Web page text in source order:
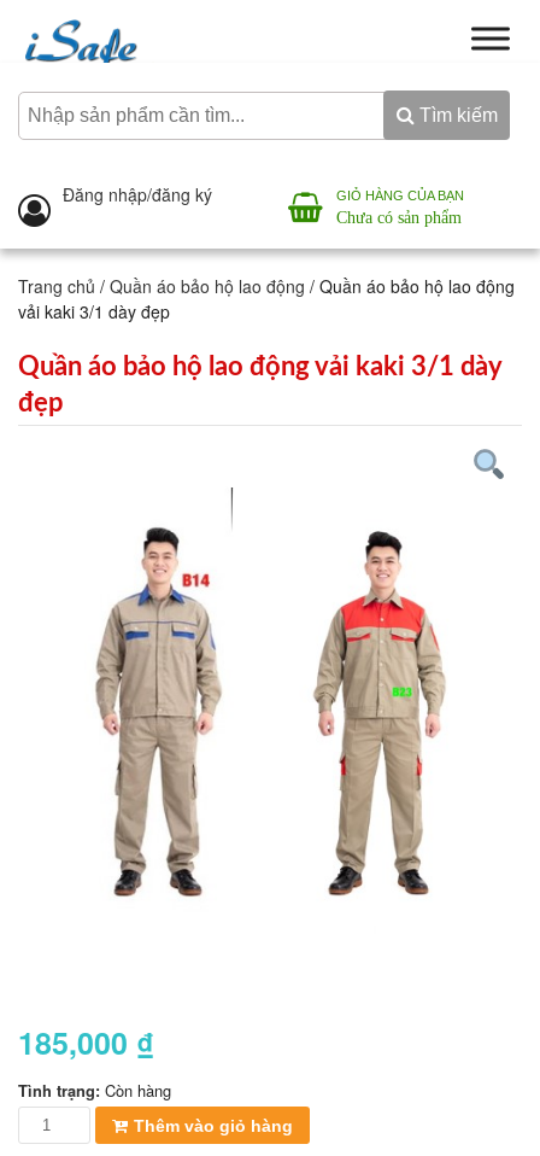
Tìm kiếm
Đăng nhập/đăng ký GIỎ HÀNG CỦA BẠN
Chưa có sản phẩm
Trang chủ / Quần áo bảo hộ lao động / Quần áo bảo hộ lao động
vải kaki 3/1 dày đẹp
Quần áo bảo hộ lao động vải kaki 3/1 dày
đẹp
185,000 ₫
Tình trạng: Còn hàng
Quần
áo
Thêm vào giỏ hàng